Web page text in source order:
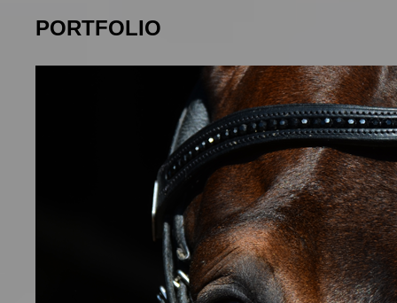
PORTFOLIO